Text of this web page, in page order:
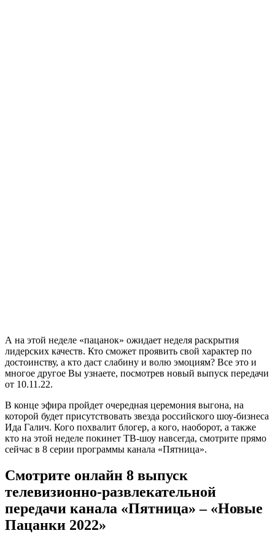
А на этой неделе «пацанок» ожидает неделя раскрытия
лидерских качеств. Кто сможет проявить свой характер по
достоинству, а кто даст слабину и волю эмоциям? Все это и
многое другое Вы узнаете, посмотрев новый выпуск передачи
от 10.11.22.
В конце эфира пройдет очередная церемония выгона, на
которой будет присутствовать звезда российского шоу-бизнеса
Ида Галич. Кого похвалит блогер, а кого, наоборот, а также
кто на этой неделе покинет ТВ-шоу навсегда, смотрите прямо
сейчас в 8 серии программы канала «Пятница».
Смотрите онлайн 8 выпуск
телевизионно-развлекательной
передачи канала «Пятница» – «Новые
Пацанки 2022»